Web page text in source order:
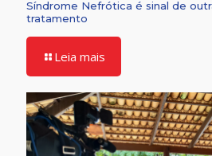
Síndrome Nefrótica é sinal de
tratamento
Leia mais